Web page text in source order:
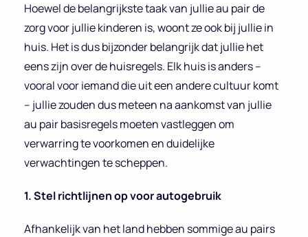
Hoewel de belangrijkste taak van jullie au pair de
zorg voor jullie kinderen is, woont ze ook bij jullie in
huis. Het is dus bijzonder belangrijk dat jullie het
eens zijn over de huisregels. Elk huis is anders –
vooral voor iemand die uit een andere cultuur komt
– jullie zouden dus meteen na aankomst van jullie
au pair basisregels moeten vastleggen om
verwarring te voorkomen en duidelijke
verwachtingen te scheppen.
1. Stel richtlijnen op voor autogebruik
Afhankelijk van het land hebben sommige au pairs